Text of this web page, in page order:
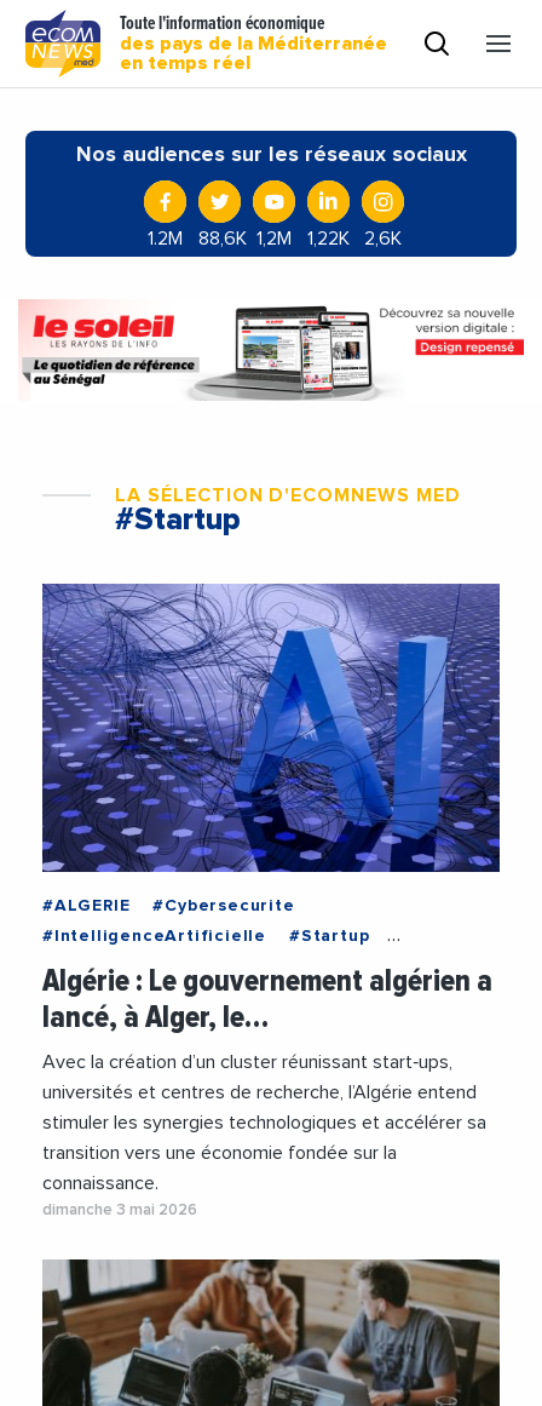
Toute l'information économique
des pays de la Méditerranée
en temps réel
Nos audiences sur les réseaux sociaux
1.2M 88,6K 1,2M 1,22K 2,6K
LA SÉLECTION D'ECOMNEWS MED
#Startup
#ALGERIE
#Cybersecurite
#IntelligenceArtificielle
#Startup
#Technologie
Algérie : Le gouvernement algérien a
lancé, à Alger, le…
Avec la création d’un cluster réunissant start‑ups,
universités et centres de recherche, l’Algérie entend
stimuler les synergies technologiques et accélérer sa
transition vers une économie fondée sur la
connaissance.
dimanche 3 mai 2026